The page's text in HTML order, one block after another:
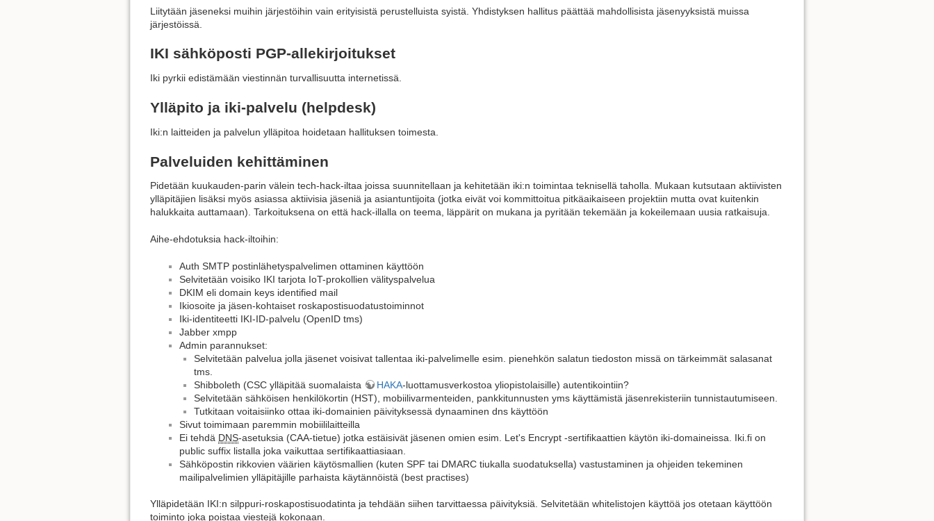
Liitytään jäseneksi muihin järjestöihin vain erityisistä perustelluista syistä. Yhdistyksen hallitus päättää mahdollisista jäsenyyksistä muissa
järjestöissä.
IKI sähköposti PGP-allekirjoitukset
Iki pyrkii edistämään viestinnän turvallisuutta internetissä.
Ylläpito ja iki-palvelu (helpdesk)
Iki:n laitteiden ja palvelun ylläpitoa hoidetaan hallituksen toimesta.
Palveluiden kehittäminen
Pidetään kuukauden-parin välein tech-hack-iltaa joissa suunnitellaan ja kehitetään iki:n toimintaa teknisellä taholla. Mukaan kutsutaan aktiivisten
ylläpitäjien lisäksi myös asiassa aktiivisia jäseniä ja asiantuntijoita (jotka eivät voi kommittoitua pitkäaikaiseen projektiin mutta ovat kuitenkin
halukkaita auttamaan). Tarkoituksena on että hack-illalla on teema, läppärit on mukana ja pyritään tekemään ja kokeilemaan uusia ratkaisuja.
Aihe-ehdotuksia hack-iltoihin:
Auth SMTP postinlähetyspalvelimen ottaminen käyttöön
Selvitetään voisiko IKI tarjota IoT-prokollien välityspalvelua
DKIM eli domain keys identified mail
Ikiosoite ja jäsen-kohtaiset roskapostisuodatustoiminnot
Iki-identiteetti IKI-ID-palvelu (OpenID tms)
Jabber xmpp
Admin parannukset:
Selvitetään palvelua jolla jäsenet voisivat tallentaa iki-palvelimelle esim. pienehkön salatun tiedoston missä on tärkeimmät salasanat
tms.
Shibboleth (CSC ylläpitää suomalaista
HAKA-luottamusverkostoa yliopistolaisille) autentikointiin?
Selvitetään sähköisen henkilökortin (HST), mobiilivarmenteiden, pankkitunnusten yms käyttämistä jäsenrekisteriin tunnistautumiseen.
Tutkitaan voitaisiinko ottaa iki-domainien päivityksessä dynaaminen dns käyttöön
Sivut toimimaan paremmin mobiililaitteilla
Ei tehdä DNS-asetuksia (CAA-tietue) jotka estäisivät jäsenen omien esim. Let's Encrypt -sertifikaattien käytön iki-domaineissa. Iki.fi on
public suffix listalla joka vaikuttaa sertifikaattiasiaan.
Sähköpostin rikkovien väärien käytösmallien (kuten SPF tai DMARC tiukalla suodatuksella) vastustaminen ja ohjeiden tekeminen
mailipalvelimien ylläpitäjille parhaista käytännöistä (best practises)
Ylläpidetään IKI:n silppuri-roskapostisuodatinta ja tehdään siihen tarvittaessa päivityksiä. Selvitetään whitelistojen käyttöä jos otetaan käyttöön
toiminto joka poistaa viestejä kokonaan.